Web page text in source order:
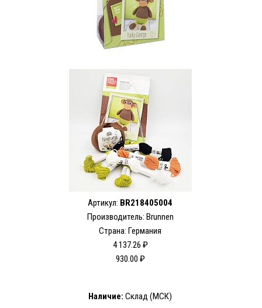
Артикул: BR218405004
Производитель: Brunnen
Страна: Германия
4 137.26 ₽
930.00 ₽
Наличие: Склад (МСК)